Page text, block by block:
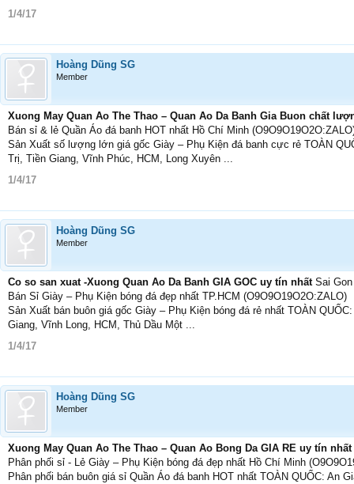
1/4/17
Hoàng Dũng SG
Member
Xuong May Quan Ao The Thao – Quan Ao Da Banh Gia Buon chất
Bán sỉ & lẻ Quần Áo đá banh HOT nhất Hồ Chí Minh
Sản Xuất số lượng lớn giá gốc Giày – Phụ Kiện đá banh cực rẻ TOÀN
Trị, Tiền Giang, Vĩnh Phúc, HCM, Long Xuyên ...
1/4/17
Hoàng Dũng SG
Member
Co so san xuat -Xuong Quan Ao Da Banh GIA GOC uy tín nhất Sai
Bán Sỉ Giày – Phụ Kiện bóng đá đẹp nhất TP.HCM (O9O9O19O2O:ZALO)
Sản Xuất bán buôn giá gốc Giày – Phụ Kiện bóng đá rẻ nhất TOÀN
Giang, Vĩnh Long, HCM, Thủ Dầu Một ...
1/4/17
Hoàng Dũng SG
Member
Xuong May Quan Ao The Thao – Quan Ao Bong Da GIA RE uy tín nhất
Phân phối sỉ - Lẻ Giày – Phụ Kiện bóng đá đẹp nhất Hồ Chí Minh
Phân phối bán buôn giá sỉ Quần Áo đá banh HOT nhất TOÀN QUỐC: An